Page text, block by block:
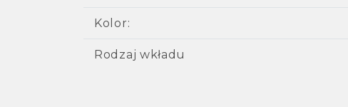
Kolor:
Rodzaj wkładu